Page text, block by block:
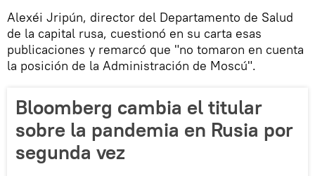
Alexéi Jripún, director del Departamento de Salud
de la capital rusa, cuestionó en su carta esas
publicaciones y remarcó que "no tomaron en cuenta
la posición de la Administración de Moscú".
Bloomberg cambia el titular
sobre la pandemia en Rusia por
segunda vez